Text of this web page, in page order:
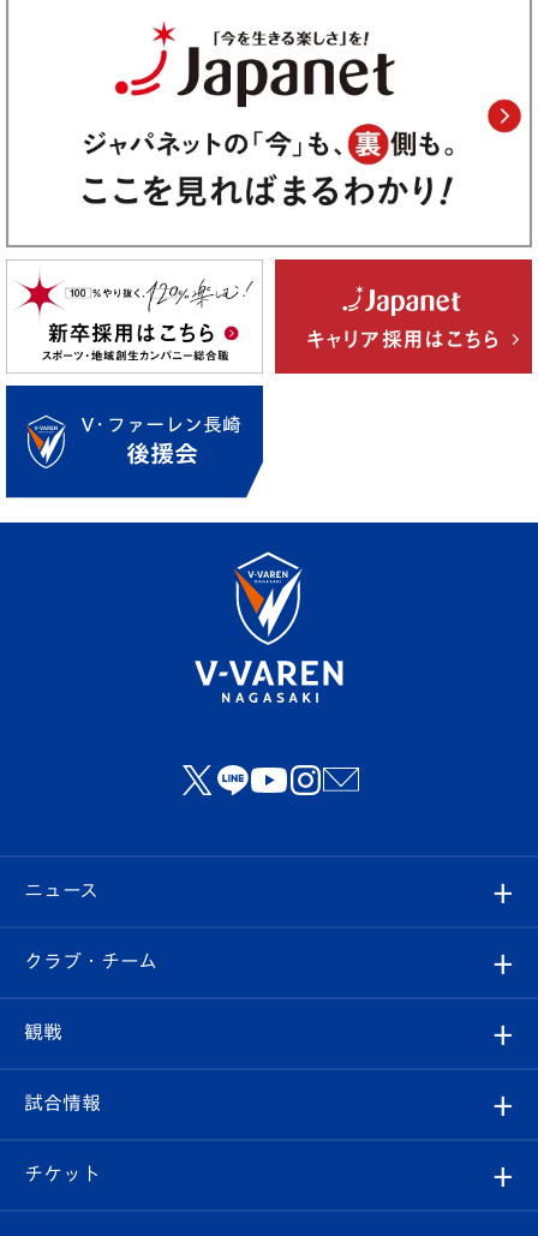
ニュース
すべて
クラブ
試合情報
クラブ・チーム
クラブ概要
エンブレム紹介
観戦
観戦ルール
はじめての観戦ガイド
試合情報
試合日程/結果
チケット